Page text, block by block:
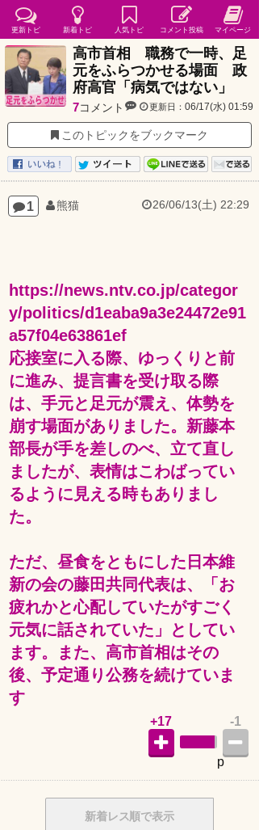
高市首相 職務で一時、足
元をふらつかせる場面 政
府高官「病気ではない」
7コメント 更新日： 06/17(水) 01:59
このトピックをブックマーク
1 熊猫 26/06/13(土) 22:29
https://news.ntv.co.jp/categor
y/politics/d1eaba9a3e24472e91
a57f04e63861ef
応接室に入る際、ゆっくりと前
に進み、提言書を受け取る際
は、手元と足元が震え、体勢を
崩す場面がありました。新藤本
部長が手を差しのべ、立て直し
ましたが、表情はこわばってい
るように見える時もありまし
た。
ただ、昼食をともにした日本維
新の会の藤田共同代表は、「お
疲れかと心配していたがすごく
元気に話されていた」としてい
ます。また、高市首相はその
後、予定通り公務を続けていま
す
-1
p
+17
新着レス順で表示
更新トピ 新着トピ 人気トピ コメント投稿 マイページ